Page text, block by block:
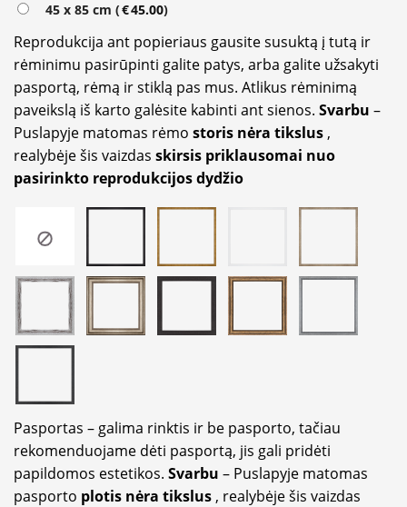
45 x 85 cm (€45.00)
Reprodukcija ant popieriaus gausite susuktą į tutą ir
rėminimu pasirūpinti galite patys, arba galite užsakyti
pasportą, rėmą ir stiklą pas mus. Atlikus rėminimą
paveikslą iš karto galėsite kabinti ant sienos. Svarbu –
Puslapyje matomas rėmo storis nėra tikslus ,
realybėje šis vaizdas skirsis priklausomai nuo
pasirinkto reprodukcijos dydžio
Pasportas – galima rinktis ir be pasporto, tačiau
rekomenduojame dėti pasportą, jis gali pridėti
papildomos estetikos. Svarbu – Puslapyje matomas
pasporto plotis nėra tikslus , realybėje šis vaizdas